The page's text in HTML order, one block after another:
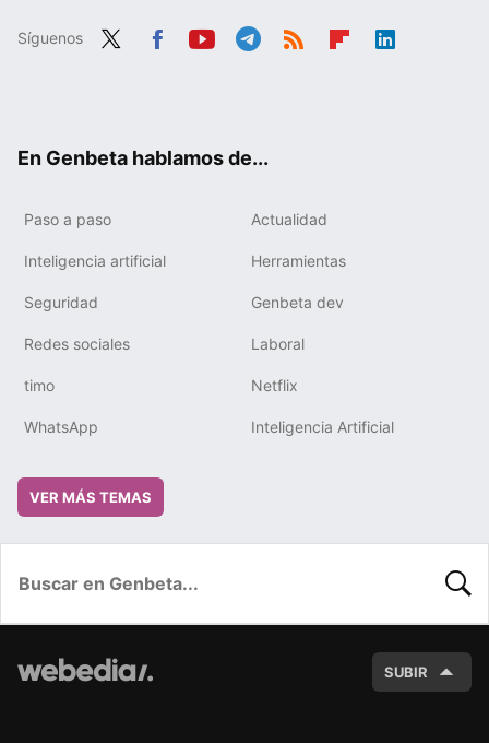
Síguenos
En Genbeta hablamos de...
Paso a paso Actualidad
Inteligencia artificial Herramientas
Seguridad Genbeta dev
Redes sociales Laboral
timo Netflix
WhatsApp Inteligencia Artificial
VER MÁS TEMAS
SUBIR